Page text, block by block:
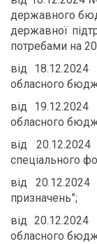
державного
державної
потребами на
від
обласного
від
обласного
від
спеціального
від
призначень”;
від
обласного